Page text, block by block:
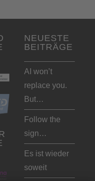
NEUESTE
BEITRÄGE
AI won’t
replace you.
But…
Follow the
sign…
Es ist wieder
soweit